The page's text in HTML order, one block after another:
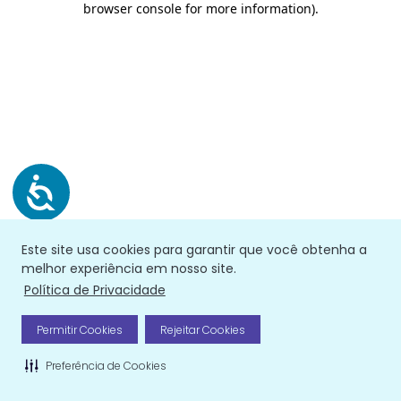
Este site usa cookies para garantir que você obtenha a
melhor experiência em nosso site.
Política de Privacidade
Permitir Cookies Rejeitar Cookies
Preferência de Cookies
browser console for more information).